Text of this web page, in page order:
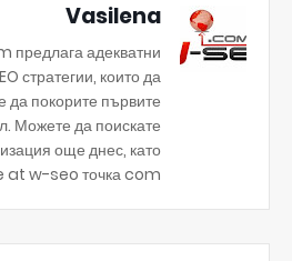
Vasilena
предлага адекватни
стратегии, които да
да покорите първите
Можете да поискате
още днес, като
at w-seo точка com!